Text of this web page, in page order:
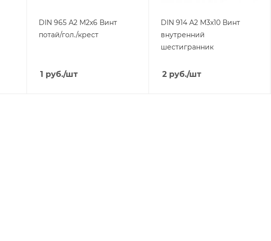
DIN 965 А2 М2х6 Винт
потай/гол./крест
1 руб./шт
DIN 914 А2 М3х10 Винт
внутренний
шестигранник
2руб./шт